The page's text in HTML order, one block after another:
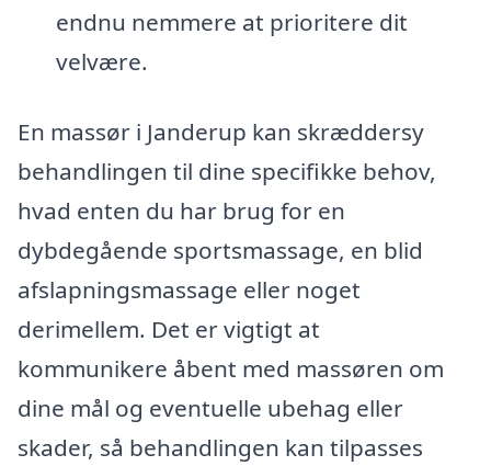
endnu nemmere at prioritere dit
velvære.
En massør i Janderup kan skræddersy
behandlingen til dine specifikke behov,
hvad enten du har brug for en
dybdegående sportsmassage, en blid
afslapningsmassage eller noget
derimellem. Det er vigtigt at
kommunikere åbent med massøren om
dine mål og eventuelle ubehag eller
skader, så behandlingen kan tilpasses